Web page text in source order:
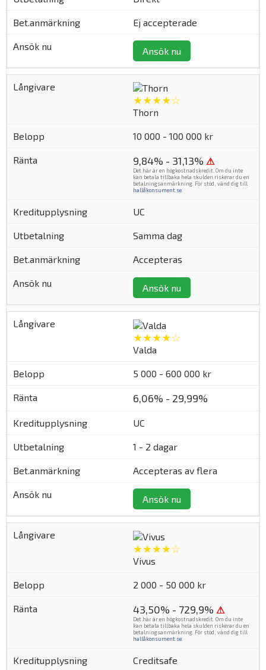
Ej accepterade
Ansök nu
★★★★☆
Thorn
10 000 - 100 000 kr
9,84% - 31,13% ⚠
Det här är en högkostnadskredit. Om du inte
kan betala tillbaka hela skulden riskerar du en
betalningsanmärkning. För stöd, vänd dig till
hallåkonsument.se.
UC
Samma dag
Accepteras
Ansök nu
★★★★☆
Valda
5 000 - 600 000 kr
6,06% - 29,99%
UC
1 - 2 dagar
Accepteras av flera
Ansök nu
★★★★☆
Vivus
2 000 - 50 000 kr
43,50% - 729,9% ⚠
Det här är en högkostnadskredit. Om du inte
kan betala tillbaka hela skulden riskerar du en
betalningsanmärkning. För stöd, vänd dig till
hallåkonsument.se
Creditsafe